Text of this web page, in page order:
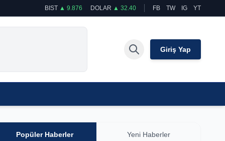
BIST ▲ 9.876 DOLAR ▲ 32.40 FB TW IG YT
Giriş Yap
Popüler Haberler Yeni Haberler